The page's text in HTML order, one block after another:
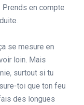
Prends en compte
se mesure en
loin. Mais
surtout si tu
toi que ton feu
des longues